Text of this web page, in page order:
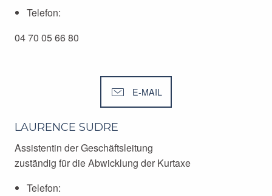
Telefon:
04 70 05 66 80
E-MAIL
LAURENCE SUDRE
Assistentin der Geschäftsleitung
zuständig für die Abwicklung der Kurtaxe
Telefon: